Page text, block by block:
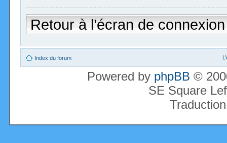
Retour à l’écran de connexion
Index du forum
Powered by phpBB ©
SE Square